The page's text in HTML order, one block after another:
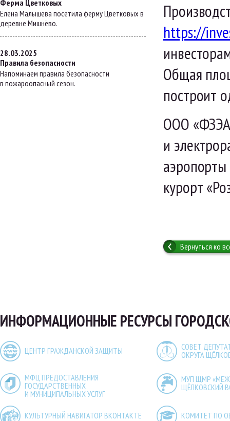
Ферма Цветковых
Елена Малышева посетила ферму Цветковых в
деревне Мишнёво.
28.03.2025
Правила безопасности
Напоминаем правила безопасности
в пожароопасный сезон.
https://
Общая
построит
ООО
и
курорт
Вернуться ко
ИНФОРМАЦИОННЫЕ РЕСУРСЫ
ЦЕНТР ГРАЖДАНСКОЙ ЗАЩИТЫ
СОВЕТ
ОКРУГА
МФЦ ПРЕДОСТАВЛЕНИЯ
ГОСУДАРСТВЕННЫХ
И МУНИЦИПАЛЬНЫХ УСЛУГ
МУП ЩМР
ЩЁЛКОВСКИЙ
КУЛЬТУРНЫЙ НАВИГАТОР ВКОНТАКТЕ КОМИТЕТ ПО